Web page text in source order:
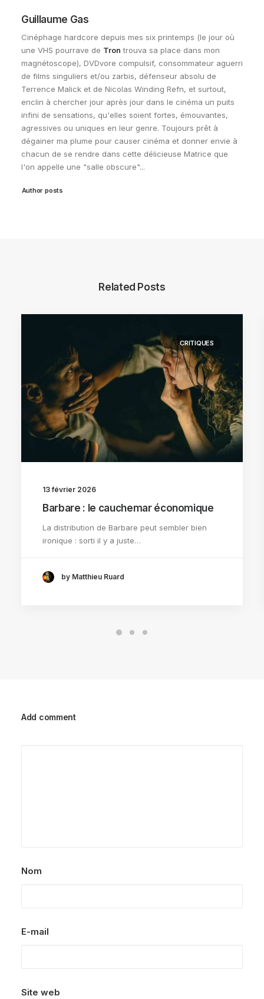
Guillaume Gas
Cinéphage hardcore depuis mes six printemps (le jour où
une VHS pourrave de Tron trouva sa place dans mon
magnétoscope), DVDvore compulsif, consommateur aguerri
de films singuliers et/ou zarbis, défenseur absolu de
Terrence Malick et de Nicolas Winding Refn, et surtout,
enclin à chercher jour après jour dans le cinéma un puits
infini de sensations, qu'elles soient fortes, émouvantes,
agressives ou uniques en leur genre. Toujours prêt à
dégainer ma plume pour causer cinéma et donner envie à
chacun de se rendre dans cette délicieuse Matrice que
l'on appelle une "salle obscure"...
Author posts
Related Posts
CRITIQUES
13 février 2026
Barbare : le cauchemar économique
La distribution de Barbare peut sembler bien
ironique : sorti il y a juste…
by Matthieu Ruard
Add comment
Nom
E-mail
Site web